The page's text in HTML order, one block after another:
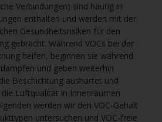
Verbindungen) sind häufig in
enthalten und werden mit der
Gesundheitsrisiken für den
gebracht. Während VOCs bei der
helfen, beginnen sie während
und geben weiterhin
Beschichtung aushärtet und
Luftqualität in Innenräumen
werden wir den VOC-Gehalt
untersuchen und VOC-freie